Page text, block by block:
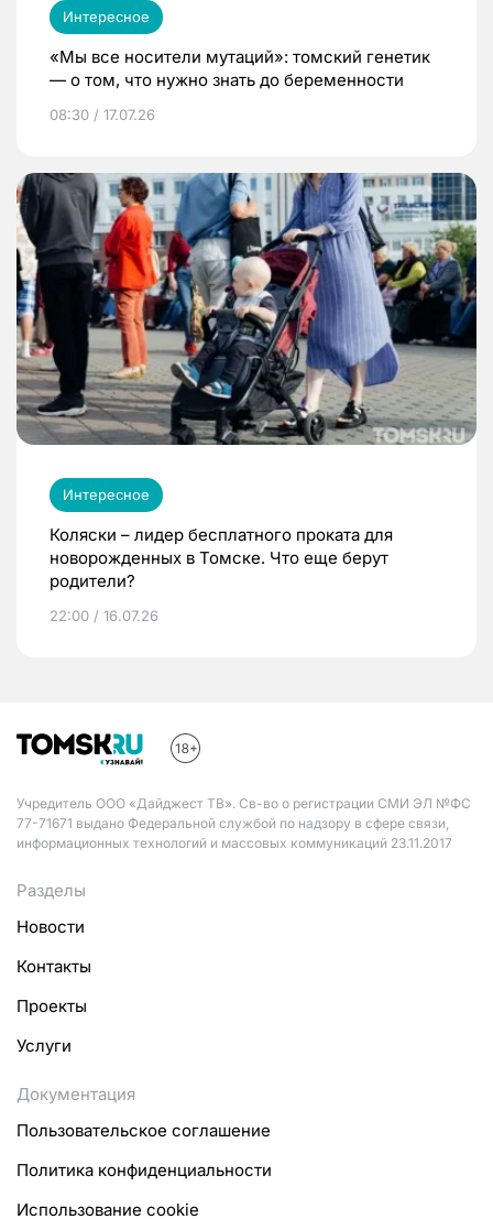
Интересное
«Мы все носители мутаций»: томский генетик
— о том, что нужно знать до беременности
08:30 / 17.07.26
Интересное
Коляски – лидер бесплатного проката для
новорожденных в Томске. Что еще берут
родители?
22:00 / 16.07.26
Учредитель ООО «Дайджест ТВ». Св-во о регистрации СМИ ЭЛ №ФС
77-71671 выдано Федеральной службой по надзору в сфере связи,
информационных технологий и массовых коммуникаций 23.11.2017
Разделы
Новости
Контакты
Проекты
Услуги
Документация
Пользовательское соглашение
Политика конфиденциальности
Использование cookie